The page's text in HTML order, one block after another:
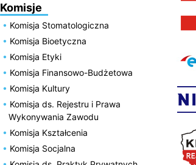
Komisje
Komisja Stomatologiczna
Komisja Bioetyczna
Komisja Etyki
Komisja Finansowo-Budżetowa
Komisja Kultury
Komisja ds. Rejestru i Prawa
Wykonywania Zawodu
Komisja Kształcenia
Komisja Socjalna